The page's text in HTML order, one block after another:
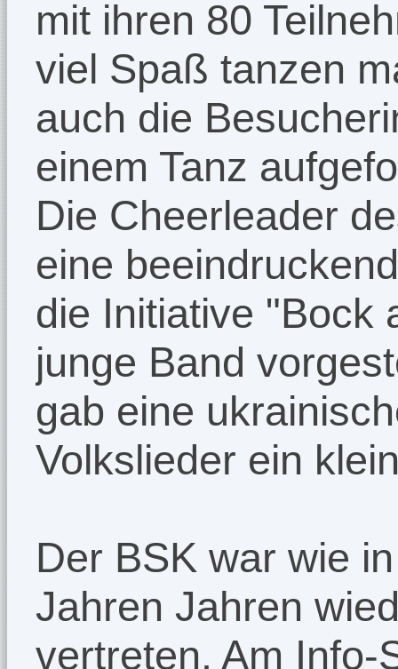
mit ihren 80
viel Spaß tanzen
auch die
einem Tanz
Die Cheerleader
eine
die Initiative "Bock
junge Band
gab eine
Volkslieder ein
Der BSK war wie
Jahren Jahren
vertreten. Am Info-